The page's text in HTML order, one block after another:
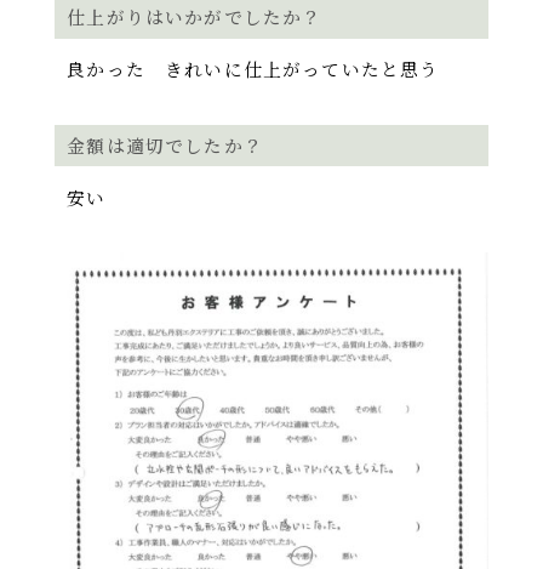
仕上がりはいかがでしたか？
良かった きれいに仕上がっていたと思う
金額は適切でしたか？
安い